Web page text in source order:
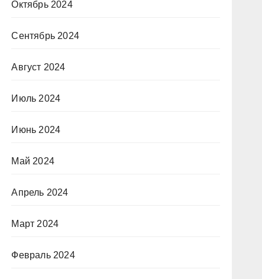
Октябрь 2024
Сентябрь 2024
Август 2024
Июль 2024
Июнь 2024
Май 2024
Апрель 2024
Март 2024
Февраль 2024